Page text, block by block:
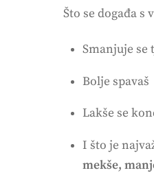
Što se događa s
Smanjuje
Bolje spavaš
Lakše se
I što je
mekše,